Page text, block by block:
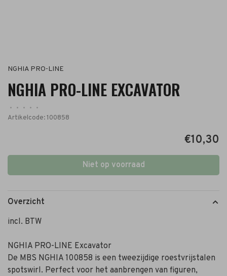
NGHIA PRO-LINE
NGHIA PRO-LINE EXCAVATOR
• • • •
•
Artikelcode:100858
€10,30
Niet op voorraad
Overzicht
incl. BTW
NGHIA PRO-LINE Excavator
De MBS NGHIA 100858 is een tweezijdige roestvrijstalen
spotswirl. Perfect voor het aanbrengen van figuren,